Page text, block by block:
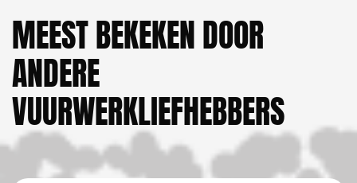
MEEST BEKEKEN DOOR
ANDERE
VUURWERKLIEFHEBBERS